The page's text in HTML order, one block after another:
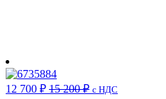
12 700 ₽ 15 200₽ с НДС